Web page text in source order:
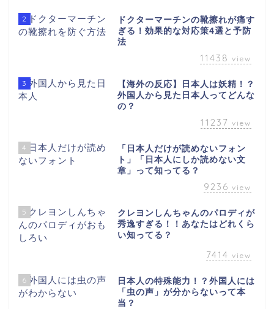
2
ドクターマーチンの靴擦れが痛す
ぎる！効果的な対応策4選と予防
法
11438 view
3
【海外の反応】日本人は妖精！？
外国人から見た日本人ってどんな
の？
11237 view
4
「日本人だけが読めないフォン
ト」「日本人にしか読めない文
章」って知ってる？
9236 view
5
クレヨンしんちゃんのパロディが
秀逸すぎる！！あなたはどれくら
い知ってる？
7414 view
6
日本人の特殊能力！？外国人には
「虫の声」が分からないって本
当？